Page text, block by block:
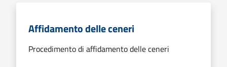
Affidamento delle ceneri
Procedimento di affidamento delle ceneri